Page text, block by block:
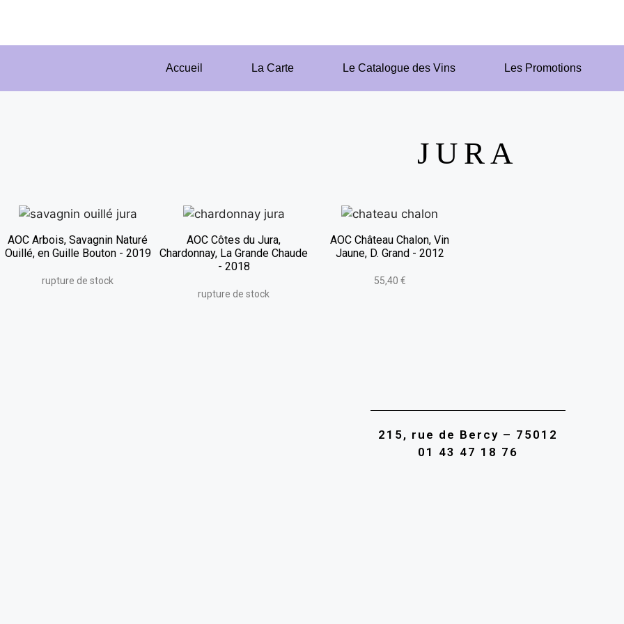
Accueil La Carte Le Catalogue des Vins Les Promotions
JURA
AOC Arbois, Savagnin Naturé
Ouillé, en Guille Bouton - 2019
rupture de stock
AOC Côtes du Jura,
Chardonnay, La Grande Chaude
- 2018
rupture de stock
AOC Château Chalon, Vin
Jaune, D. Grand - 2012
55,40 €
215, rue de Bercy – 75012
01 43 47 18 76